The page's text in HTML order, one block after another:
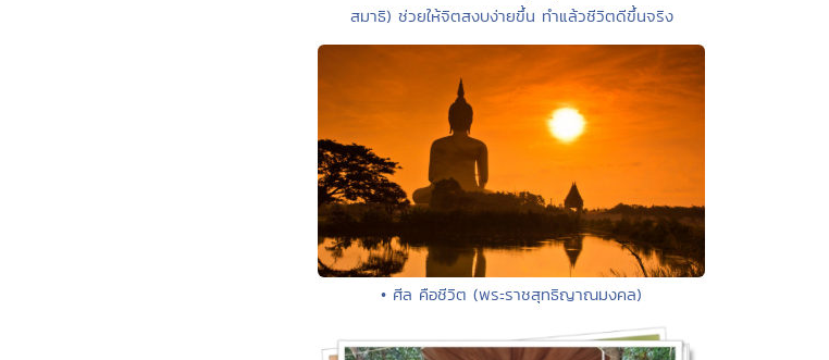
สมาธิ) ช่วยให้จิตสงบง่ายขึ้น ทำแล้วชีวิตดีขึ้นจริง
• ศีล คือชีวิต (พระราชสุทธิญาณมงคล)